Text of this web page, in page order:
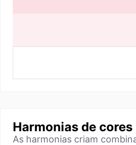
Harmonias de cores
As harmonias criam